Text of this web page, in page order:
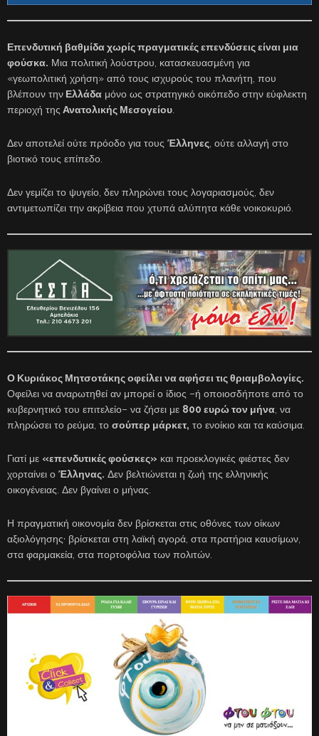
Επενδυτική βαθμίδα χωρίς πραγματικές επενδύσεις είναι μια
φούσκα. Μια πολιτική λούστρου, κατασκευασμένη για
«γεωπολιτική χρήση» από τους ισχυρούς του πλανήτη, που
βλέπουν την Ελλάδα μόνο ως στρατηγικό οικόπεδο στην εύφλεκτη
περιοχή της Ανατολικής Μεσογείου
Δεν αποτελεί ούτε πρόοδο για τους Έλληνες , ούτε αλλαγή στο
βιοτικό τους επίπεδο.
Δεν γεμίζει το ψυγείο, δεν πληρώνει τους λογαριασμούς, δεν
αντιμετωπίζει την ακρίβεια που χτυπά αλύπητα κάθε νοικοκυριό.
Ο Κυριάκος Μητσοτάκης οφείλει να αφήσει τις θριαμβολογίες.
Οφείλει να αναρωτηθεί αν μπορεί ο ίδιος –ή οποιοσδήποτε από το
κυβερνητικό του επιτελείο– να ζήσει με 800 ευρώ τον μήνα, να
πληρώσει το ρεύμα, το σούπερ μάρκετ, το ενοίκιο και τα καύσιμα.
Γιατί με «επενδυτικές φούσκες» και προεκλογικές φιέστες δεν
χορταίνει ο Έλληνας. Δεν βελτιώνεται η ζωή της ελληνικής
οικογένειας. Δεν βγαίνει ο μήνας.
Η πραγματική οικονομία δεν βρίσκεται στις οθόνες των οίκων
αξιολόγησης· βρίσκεται στη λαϊκή αγορά, στα πρατήρια καυσίμων,
στα φαρμακεία, στα πορτοφόλια των πολιτών.